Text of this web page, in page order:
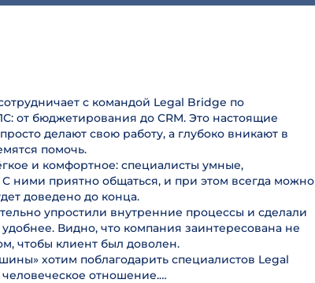
с командой Legal Bridge по
от бюджетирования до CRM. Это настоящие
делают свою работу, а глубоко вникают в
помочь.
и комфортное: специалисты умные,
ними приятно общаться, и при этом всегда можно
доведено до конца.
упростили внутренние процессы и сделали
Видно, что компания заинтересована не
чтобы клиент был доволен.
хотим поблагодарить специалистов Legal
отношение.…